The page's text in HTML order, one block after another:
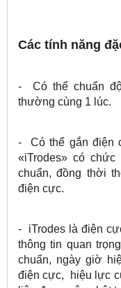
Các tính năng
- Có thể chuẩn độ
thường cùng 1 lúc.
- Có thể gắn điện
«iTrodes» có
chuẩn, đồng thời
điện cực.
- iTrodes là điện
thông tin quan
chuẩn, ngày giờ
điện cực, hiệu lực